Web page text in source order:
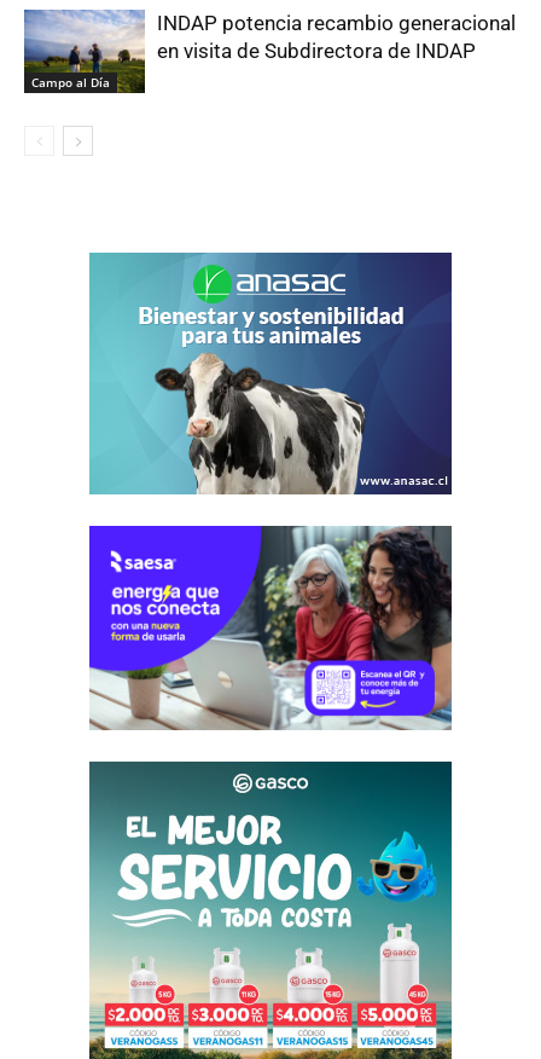
Campo al Día
INDAP potencia recambio generacional
en visita de Subdirectora de INDAP